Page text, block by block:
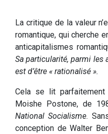
La critique de la valeur
romantique, qui cherche
anticapitalismes
Sa particularité, parmi les
est d’être « rationalisé ».
Cela se lit parfaitement
Moishe Postone, de
National Socialisme.
conception de Walter